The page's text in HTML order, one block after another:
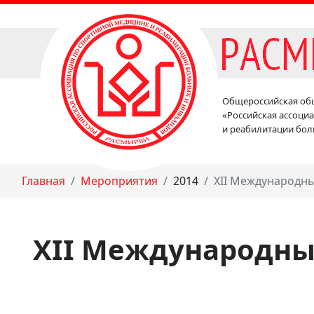
Общероссийская
«Российская
и реабилитации
Главная Мероприятия 2014 XII
XII